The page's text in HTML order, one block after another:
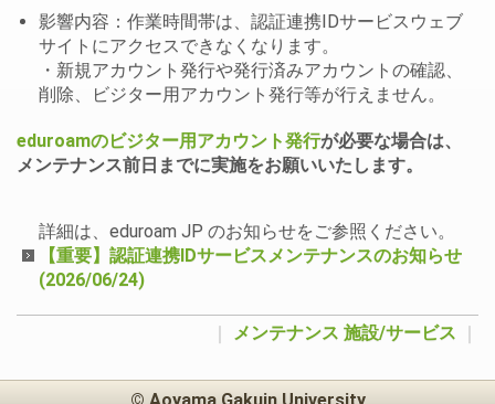
影響内容：作業時間帯は、認証連携IDサービスウェブ
サイトにアクセスできなくなります。
・新規アカウント発行や発行済みアカウントの確認、
削除、ビジター用アカウント発行等が行えません。
eduroamのビジター用アカウント発行が必要な場合は、
メンテナンス前日までに実施をお願いいたします。
詳細は、eduroam JP のお知らせをご参照ください。
【重要】認証連携IDサービスメンテナンスのお知らせ
(2026/06/24)
メンテナンス 施設/サービス